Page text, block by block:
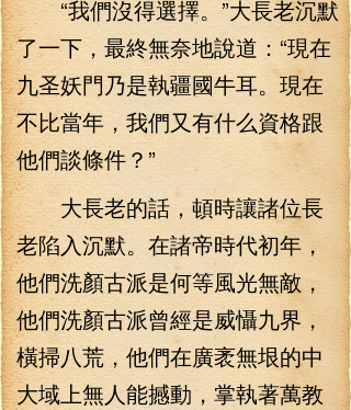
“我們沒得選擇。”大長老沉默
了一下，最終無奈地說道：“現在
九圣妖門乃是執疆國牛耳。現在
不比當年，我們又有什么資格跟
他們談條件？”
大長老的話，頓時讓諸位長
老陷入沉默。在諸帝時代初年，
他們洗顏古派是何等風光無敵，
他們洗顏古派曾經是威懾九界，
橫掃八荒，他們在廣袤無垠的中
大域上無人能撼動，掌執著萬教